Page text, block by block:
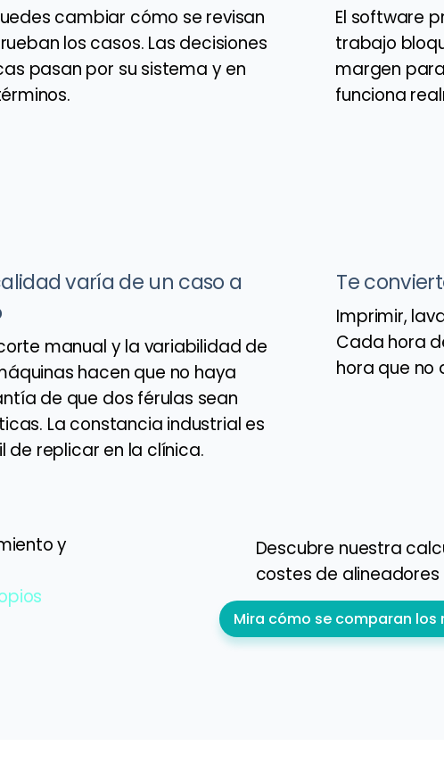
cambiar cómo se revisan
los casos. Las decisiones
pasan por su sistema y en
El software
trabajo
margen
funciona
varía de un caso a
manual y la variabilidad de
hacen que no haya
de que dos férulas sean
La constancia industrial es
de replicar en la clínica.
Te
Imprimir,
Cada hora
hora que no
y
Descubre nuestra
costes de alineadores
Mira cómo se comparan los